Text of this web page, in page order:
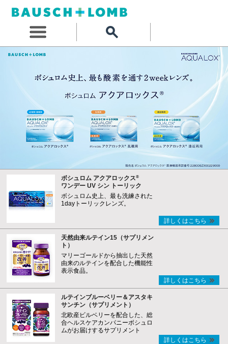
ボシュロム アクアロックス®
ワンデー UV シン トーリック
ボシュロム史上、最も洗練された
1dayトーリックレンズ。
詳しくはこちら
天然由来ルテイン15（サプリメン
ト）
マリーゴールドから抽出した天然
由来のルテインを配合した機能性
表示食品。
詳しくはこちら
ルテインブルーベリー＆アスタキ
サンチン（サプリメント）
北欧産ビルベリーを配合した、総
合ヘルスケアカンパニーボシュロ
ムがお届けするサプリメント
詳しくはこちら